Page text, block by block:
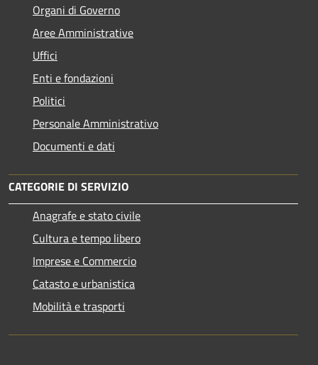
Organi di Governo
Aree Amministrative
Uffici
Enti e fondazioni
Politici
Personale Amministrativo
Documenti e dati
CATEGORIE DI SERVIZIO
Anagrafe e stato civile
Cultura e tempo libero
Imprese e Commercio
Catasto e urbanistica
Mobilità e trasporti